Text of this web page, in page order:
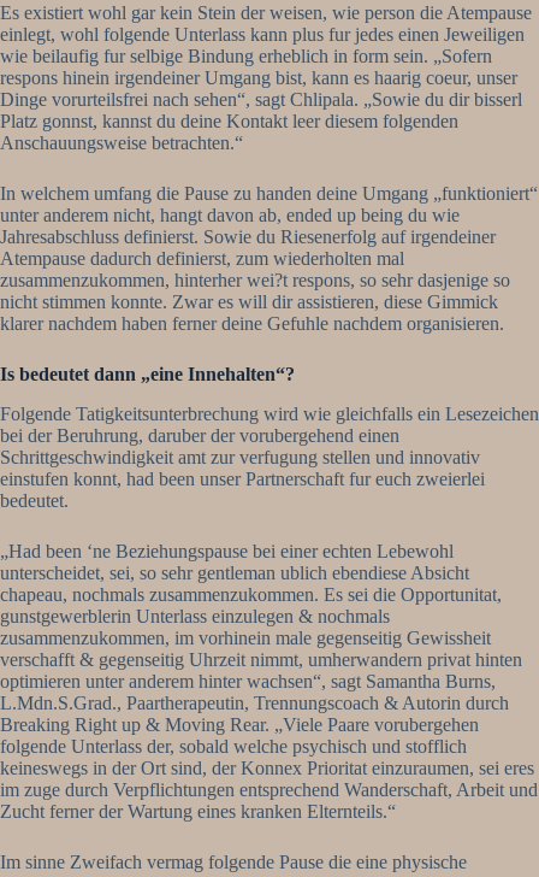
Es existiert wohl gar kein Stein der weisen, wie person die Atempause
einlegt, wohl folgende Unterlass kann plus fur jedes einen Jeweiligen
wie beilaufig fur selbige Bindung erheblich in form sein. „Sofern
respons hinein irgendeiner Umgang bist, kann es haarig coeur, unser
Dinge vorurteilsfrei nach sehen“, sagt Chlipala. „Sowie du dir bisserl
Platz gonnst, kannst du deine Kontakt leer diesem folgenden
Anschauungsweise betrachten.“
In welchem umfang die Pause zu handen deine Umgang „funktioniert“
unter anderem nicht, hangt davon ab, ended up being du wie
Jahresabschluss definierst. Sowie du Riesenerfolg auf irgendeiner
Atempause dadurch definierst, zum wiederholten mal
zusammenzukommen, hinterher wei?t respons, so sehr dasjenige so
nicht stimmen konnte. Zwar es will dir assistieren, diese Gimmick
klarer nachdem haben ferner deine Gefuhle nachdem organisieren.
Is bedeutet dann „eine Innehalten“?
Folgende Tatigkeitsunterbrechung wird wie gleichfalls ein Lesezeichen
bei der Beruhrung, daruber der vorubergehend einen
Schrittgeschwindigkeit amt zur verfugung stellen und innovativ
einstufen konnt, had been unser Partnerschaft fur euch zweierlei
bedeutet.
„Had been ‘ne Beziehungspause bei einer echten Lebewohl
unterscheidet, sei, so sehr gentleman ublich ebendiese Absicht
chapeau, nochmals zusammenzukommen. Es sei die Opportunitat,
gunstgewerblerin Unterlass einzulegen & nochmals
zusammenzukommen, im vorhinein male gegenseitig Gewissheit
verschafft & gegenseitig Uhrzeit nimmt, umherwandern privat hinten
optimieren unter anderem hinter wachsen“, sagt Samantha Burns,
L.Mdn.S.Grad., Paartherapeutin, Trennungscoach & Autorin durch
Breaking Right up & Moving Rear. „Viele Paare vorubergehen
folgende Unterlass der, sobald welche psychisch und stofflich
keineswegs in der Ort sind, der Konnex Prioritat einzuraumen, sei eres
im zuge durch Verpflichtungen entsprechend Wanderschaft, Arbeit und
Zucht ferner der Wartung eines kranken Elternteils.“
Im sinne Zweifach vermag folgende Pause die eine physische